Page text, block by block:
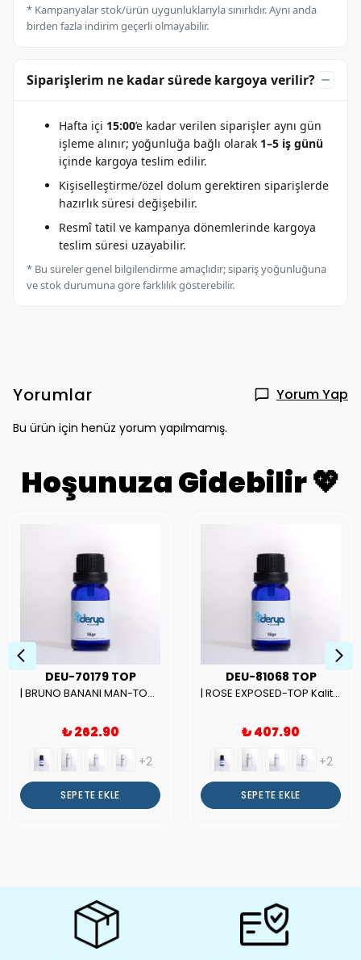
* Kampanyalar stok/ürün uygunluklarıyla sınırlıdır. Aynı anda
birden fazla indirim geçerli olmayabilir.
Siparişlerim ne kadar sürede kargoya verilir?
Hafta içi 15:00’e kadar verilen siparişler aynı gün
işleme alınır; yoğunluğa bağlı olarak 1–5 iş günü
içinde kargoya teslim edilir.
Kişiselleştirme/özel dolum gerektiren siparişlerde
hazırlık süresi değişebilir.
Resmî tatil ve kampanya dönemlerinde kargoya
teslim süresi uzayabilir.
* Bu süreler genel bilgilendirme amaçlıdır; sipariş yoğunluğuna
ve stok durumuna göre farklılık gösterebilir.
Yorumlar Yorum Yap
Bu ürün için henüz yorum yapılmamış.
Hoşunuza Gidebilir 💖
DEU-70179 TOP
| BRUNO BANANI MAN-TOP Kalite Erkek Parfüm Esansı.|
₺ 262.90
+2
SEPETE EKLE
DEU-81068 TOP
| ROSE EXPOSED-TOP Kalite Unısex Parfüm Esansı.|
₺ 407.90
+2
SEPETE EKLE